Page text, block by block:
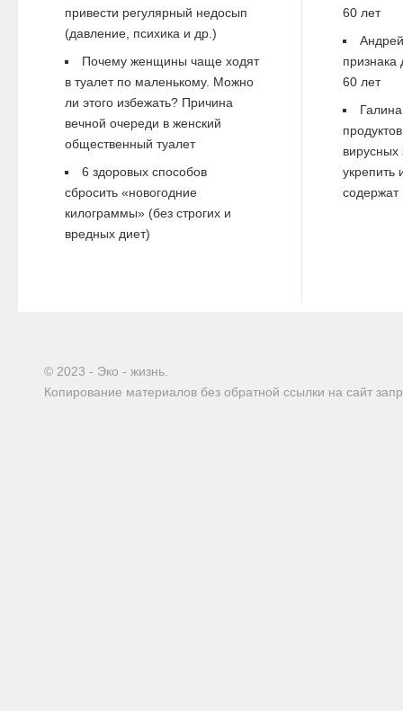
привести регулярный недосып
(давление, психика и др.)
Почему женщины чаще ходят
в туалет по маленькому. Можно
ли этого избежать? Причина
вечной очереди в женский
общественный туалет
6 здоровых способов
сбросить «новогодние
килограммы» (без строгих и
вредных диет)
60 лет
Андрей
60 лет
Галина
вирусных
укрепить
содержат
© 2023 - Эко - жизнь.
Копирование материалов без обратной ссылки на сайт